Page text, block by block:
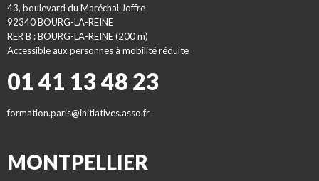
43, boulevard du Maréchal Joffre
92340 BOURG-LA-REINE
RER B : BOURG-LA-REINE (200 m)
Accessible aux personnes à mobilité réduite
01 41 13 48 23
formation.paris@initiatives.asso.fr
MONTPELLIER